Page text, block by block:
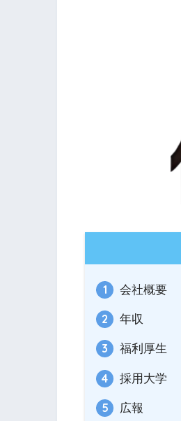
会社概要
年収
福利厚生
採用大学
広報